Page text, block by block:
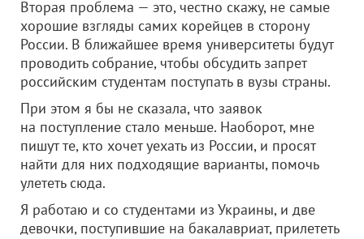
Вторая проблема — это, честно скажу, не самые
хорошие взгляды самих корейцев в сторону
России. В ближайшее время университеты будут
проводить собрание, чтобы обсудить запрет
российским студентам поступать в вузы страны.
При этом я бы не сказала, что заявок
на поступление стало меньше. Наоборот, мне
пишут те, кто хочет уехать из России, и просят
найти для них подходящие варианты, помочь
улететь сюда.
Я работаю и со студентами из Украины, и две
девочки, поступившие на бакалавриат, прилететь